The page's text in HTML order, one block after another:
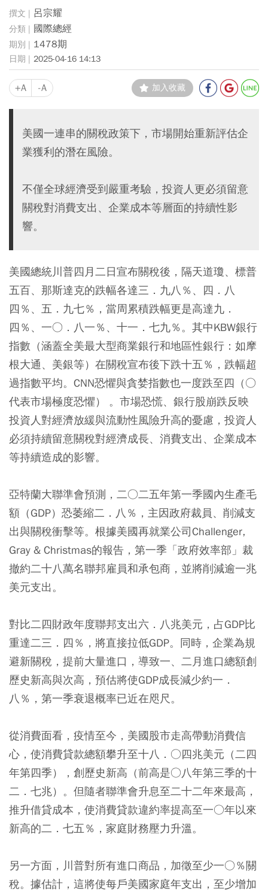
呂宗耀
國際總經
1478期
2025-04-16 14:13
+A -A 加入收藏
美國一連串的關稅政策下，市場開始重新評估企
業獲利的潛在風險。
不僅全球經濟受到嚴重考驗，投資人更必須留意
關稅對消費支出、企業成本等層面的持續性影
響。
美國總統川普四月二日宣布關稅後，隔天道瓊、標普
五百、那斯達克的跌幅各達三．九八％、四．八
四％、五．九七％，當周累積跌幅更是高達九．
四％、一○．八一％、十一．七九％。其中KBW銀行
指數（涵蓋全美最大型商業銀行和地區性銀行：如摩
根大通、美銀等）在關稅宣布後下跌十五％，跌幅超
過指數平均。CNN恐懼與貪婪指數也一度跌至四（○
代表市場極度恐懼） 。市場恐慌、銀行股崩跌反映
投資人對經濟放緩與流動性風險升高的憂慮，投資人
必須持續留意關稅對經濟成長、消費支出、企業成本
等持續造成的影響。
亞特蘭大聯準會預測，二○二五年第一季國內生產毛
額（GDP）恐萎縮二．八％，主因政府裁員、削減支
出與關稅衝擊等。根據美國再就業公司Challenger,
Gray & Christmas的報告，第一季「政府效率部」裁
撤約二十八萬名聯邦雇員和承包商，並將削減逾一兆
美元支出。
對比二四財政年度聯邦支出六．八兆美元，占GDP比
重達二三．四％，將直接拉低GDP。同時，企業為規
避新關稅，提前大量進口，導致一、二月進口總額創
歷史新高與次高，預估將使GDP成長減少約一．
八％，第一季衰退概率已近在咫尺。
從消費面看，疫情至今，美國股市走高帶動消費信
心，使消費貸款總額攀升至十八．○四兆美元（二四
年第四季），創歷史新高（前高是○八年第三季的十
二．七兆）。但隨者聯準會升息至二十二年來最高，
推升借貸成本，使消費貸款違約率提高至一○年以來
新高的二．七五％，家庭財務壓力升溫。
另一方面，川普對所有進口商品，加徵至少一○％關
稅。據估計，這將使每戶美國家庭年支出，至少增加